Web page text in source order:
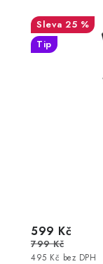
25 %
Tip
495 Kč bez DPH
599 Kč
799 Kč